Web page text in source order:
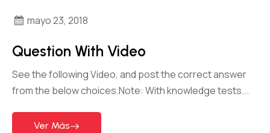
mayo 23, 2018
Question With Video
See the following Video, and post the correct answer
from the below choices.Note: With knowledge tests...
Ver Más